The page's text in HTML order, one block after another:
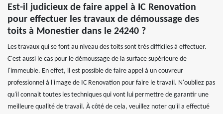
Est-il judicieux de faire appel à IC Renovation
pour effectuer les travaux de démoussage des
toits à Monestier dans le 24240 ?
Les travaux qui se font au niveau des toits sont très difficiles à effectuer.
C'est aussi le cas pour le démoussage de la surface supérieure de
l'immeuble. En effet, il est possible de faire appel à un couvreur
professionnel à l'image de IC Renovation pour faire le travail. N'oubliez pas
qu'il connait toutes les techniques qui vont lui permettre de garantir une
meilleure qualité de travail. À côté de cela, veuillez noter qu'il a effectué